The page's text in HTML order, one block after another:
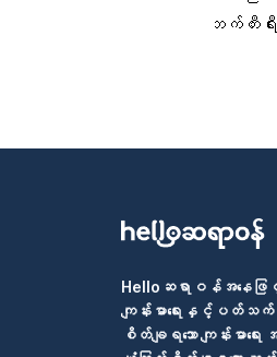
ဘက်တီးရီး
Helloဆရာဝန်အနေဖြ
ကျန်းမာရေးနှင့်ပတ်သက်
စိတ်ချရသော ကျန်းမာရ